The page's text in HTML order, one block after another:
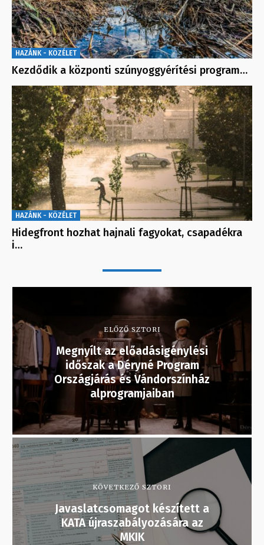
HAZÁNK - KÖZÉLET
Kezdődik a központi szúnyoggyérítési program…
HAZÁNK - KÖZÉLET
Hidegfront hozhat hajnali fagyokat, csapadékra
i…
ELŐZŐ SZTORI
Megnyílt az előadásigénylési
időszak a Déryné Program
Országjárás és Vándorszínház
alprogramjaiban
KÖVETKEZŐ SZTORI
Javaslatcsomagot készített a
KATA újraszabályozására az
MKIK